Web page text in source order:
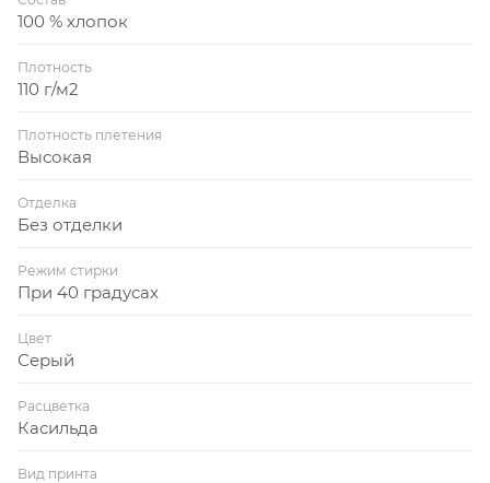
100 % хлопок
Плотность
110 г/м2
Плотность плетения
Высокая
Отделка
Без отделки
Режим стирки
При 40 градусах
Цвет
Серый
Расцветка
Касильда
Вид принта